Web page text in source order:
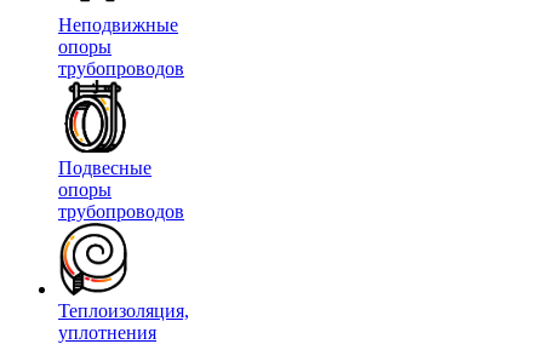
Неподвижные
опоры
трубопроводов
Подвесные
опоры
трубопроводов
Теплоизоляция,
уплотнения